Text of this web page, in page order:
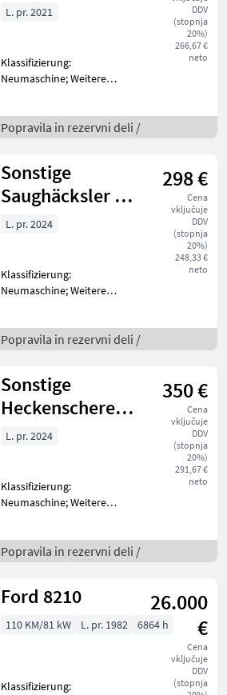
8-550
DDV
(stopnja
20%)
266,67 €
neto
L. pr. 2021
Klassifizierung:
Neumaschine; Weitere
550 Popravila in rezervni
deli Drugi popravila in
Popravila in rezervni deli /
Sonstige
Saughäcksler SH
86
298 €
Cena
vključuje
DDV
(stopnja
20%)
248,33 €
neto
L. pr. 2024
Klassifizierung:
Neumaschine; Weitere
Popravila in rezervni deli
Drugi popravila in rezervni
Popravila in rezervni deli /
Sonstige
Heckenschere
HS 82
350 €
Cena
vključuje
DDV
(stopnja
20%)
291,67 €
neto
L. pr. 2024
Klassifizierung:
Neumaschine; Weitere
Popravila in rezervni deli
Drugi popravila in rezervni
Popravila in rezervni deli /
Ford 8210
26.000
€
Cena
vključuje
DDV
(stopnja
110 KM/81 kW L. pr. 1982 6864 h
Klassifizierung: